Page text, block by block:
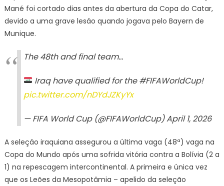
Mané foi cortado dias antes da abertura da Copa do Catar,
devido a uma grave lesão quando jogava pelo Bayern de
Munique.
The 48th and final team…
Iraq have qualified for the #FIFAWorldCup!
pic.twitter.com/nDYdJZKyYx
— FIFA World Cup (@FIFAWorldCup) April 1, 2026
A seleção iraquiana assegurou a última vaga (48ª) vaga na
Copa do Mundo após uma sofrida vitória contra a Bolívia (2 a
1) na repescagem intercontinental. A primeira e única vez
que os Leões da Mesopotâmia – apelido da seleção